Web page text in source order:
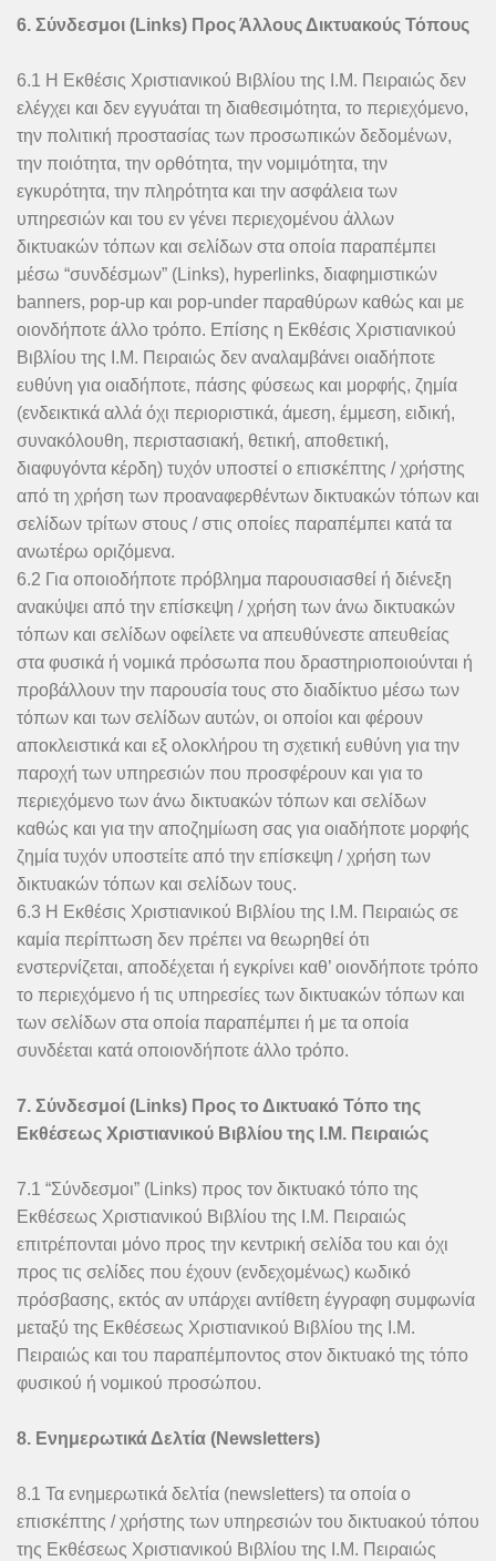
6. Σύνδεσμοι (Links) Προς Άλλους Δικτυακούς Τόπους
6.1 Η Εκθέσις Χριστιανικού Βιβλίου της Ι.Μ. Πειραιώς δεν
ελέγχει και δεν εγγυάται τη διαθεσιμότητα, το περιεχόμενο,
την πολιτική προστασίας των προσωπικών δεδομένων,
την ποιότητα, την ορθότητα, την νομιμότητα, την
εγκυρότητα, την πληρότητα και την ασφάλεια των
υπηρεσιών και του εν γένει περιεχομένου άλλων
δικτυακών τόπων και σελίδων στα οποία παραπέμπει
μέσω “συνδέσμων” (Links), hyperlinks, διαφημιστικών
banners, pop-up και pop-under παραθύρων καθώς και με
οιονδήποτε άλλο τρόπο. Επίσης η Εκθέσις Χριστιανικού
Βιβλίου της Ι.Μ. Πειραιώς δεν αναλαμβάνει οιαδήποτε
ευθύνη για οιαδήποτε, πάσης φύσεως και μορφής, ζημία
(ενδεικτικά αλλά όχι περιοριστικά, άμεση, έμμεση, ειδική,
συνακόλουθη, περιστασιακή, θετική, αποθετική,
διαφυγόντα κέρδη) τυχόν υποστεί ο επισκέπτης / χρήστης
από τη χρήση των προαναφερθέντων δικτυακών τόπων και
σελίδων τρίτων στους / στις οποίες παραπέμπει κατά τα
ανωτέρω οριζόμενα.
6.2 Για οποιοδήποτε πρόβλημα παρουσιασθεί ή διένεξη
ανακύψει από την επίσκεψη / χρήση των άνω δικτυακών
τόπων και σελίδων οφείλετε να απευθύνεστε απευθείας
στα φυσικά ή νομικά πρόσωπα που δραστηριοποιούνται ή
προβάλλουν την παρουσία τους στο διαδίκτυο μέσω των
τόπων και των σελίδων αυτών, οι οποίοι και φέρουν
αποκλειστικά και εξ ολοκλήρου τη σχετική ευθύνη για την
παροχή των υπηρεσιών που προσφέρουν και για το
περιεχόμενο των άνω δικτυακών τόπων και σελίδων
καθώς και για την αποζημίωση σας για οιαδήποτε μορφής
ζημία τυχόν υποστείτε από την επίσκεψη / χρήση των
δικτυακών τόπων και σελίδων τους.
6.3 Η Εκθέσις Χριστιανικού Βιβλίου της Ι.Μ. Πειραιώς σε
καμία περίπτωση δεν πρέπει να θεωρηθεί ότι
ενστερνίζεται, αποδέχεται ή εγκρίνει καθ’ οιονδήποτε τρόπο
το περιεχόμενο ή τις υπηρεσίες των δικτυακών τόπων και
των σελίδων στα οποία παραπέμπει ή με τα οποία
συνδέεται κατά οποιονδήποτε άλλο τρόπο.
7. Σύνδεσμοί (Links) Προς το Δικτυακό Τόπο της
Εκθέσεως Χριστιανικού Βιβλίου της Ι.Μ. Πειραιώς
7.1 “Σύνδεσμοι” (Links) προς τον δικτυακό τόπο της
Εκθέσεως Χριστιανικού Βιβλίου της Ι.Μ. Πειραιώς
επιτρέπονται μόνο προς την κεντρική σελίδα του και όχι
προς τις σελίδες που έχουν (ενδεχομένως) κωδικό
πρόσβασης, εκτός αν υπάρχει αντίθετη έγγραφη συμφωνία
μεταξύ της Εκθέσεως Χριστιανικού Βιβλίου της Ι.Μ.
Πειραιώς και του παραπέμποντος στον δικτυακό της τόπο
φυσικού ή νομικού προσώπου.
8. Ενημερωτικά Δελτία (Newsletters)
8.1 Τα ενημερωτικά δελτία (newsletters) τα οποία ο
επισκέπτης / χρήστης των υπηρεσιών του δικτυακού τόπου
της Εκθέσεως Χριστιανικού Βιβλίου της Ι.Μ. Πειραιώς